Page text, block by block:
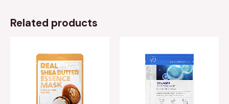
Related products